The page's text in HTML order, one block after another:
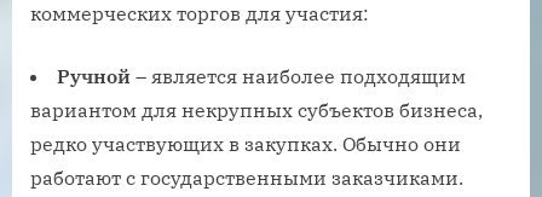
коммерческих торгов для участия:
Ручной – является наиболее подходящим
вариантом для некрупных субъектов бизнеса,
редко участвующих в закупках. Обычно они
работают с государственными заказчиками.